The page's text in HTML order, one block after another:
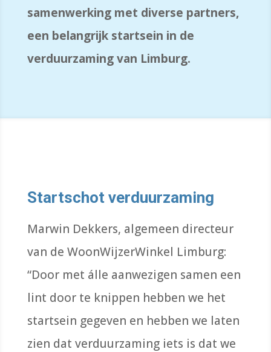
samenwerking met diverse partners,
een belangrijk startsein in de
verduurzaming van Limburg.
Startschot verduurzaming
Marwin Dekkers, algemeen directeur
van de WoonWijzerWinkel Limburg:
“Door met álle aanwezigen samen een
lint door te knippen hebben we het
startsein gegeven en hebben we laten
zien dat verduurzaming iets is dat we